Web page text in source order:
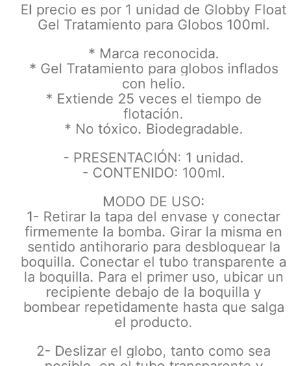
El precio es por 1 unidad de Globby Float
Gel Tratamiento para Globos 100ml.
* Marca reconocida.
* Gel Tratamiento para globos inflados
con helio.
* Extiende 25 veces el tiempo de
flotación.
* No tóxico. Biodegradable.
- PRESENTACIÓN: 1 unidad.
- CONTENIDO: 100ml.
MODO DE USO:
1- Retirar la tapa del envase y conectar
firmemente la bomba. Girar la misma en
sentido antihorario para desbloquear la
boquilla. Conectar el tubo transparente a
la boquilla. Para el primer uso, ubicar un
recipiente debajo de la boquilla y
bombear repetidamente hasta que salga
el producto.
2- Deslizar el globo, tanto como sea